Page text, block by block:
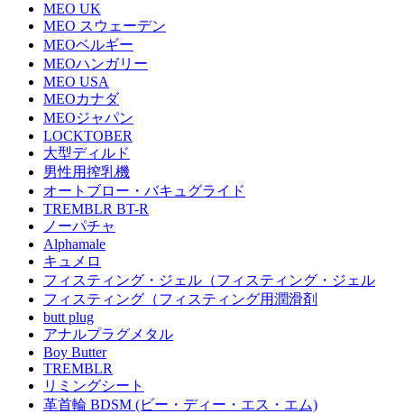
MEO UK
MEO スウェーデン
MEOベルギー
MEOハンガリー
MEO USA
MEOカナダ
MEOジャパン
LOCKTOBER
大型ディルド
男性用搾乳機
オートブロー・バキュグライド
TREMBLR BT-R
ノーパチャ
Alphamale
キュメロ
フィスティング・ジェル（フィスティング・ジェル
フィスティング（フィスティング用潤滑剤
butt plug
アナルプラグメタル
Boy Butter
TREMBLR
リミングシート
革首輪 BDSM (ビー・ディー・エス・エム)